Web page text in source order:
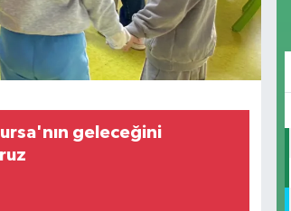
geleceğini